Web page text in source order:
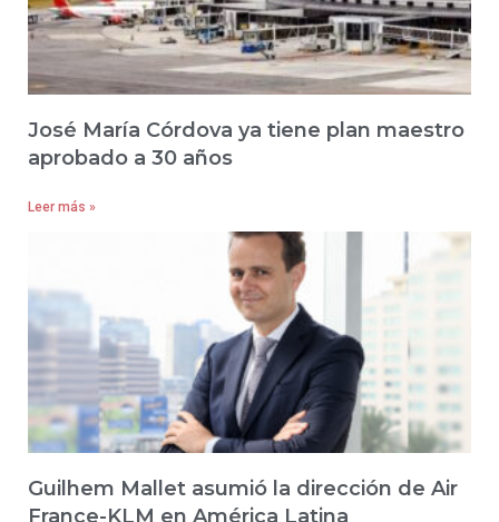
José María Córdova ya tiene plan maestro
aprobado a 30 años
Leer más »
Guilhem Mallet asumió la dirección de Air
France-KLM en América Latina